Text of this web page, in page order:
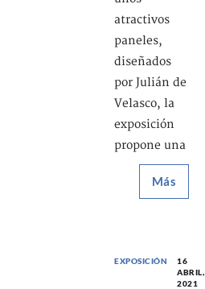
atractivos
paneles,
diseñados
por Julián de
Velasco, la
exposición
propone una
Más
EXPOSICIÓN
16
ABRIL,
2021